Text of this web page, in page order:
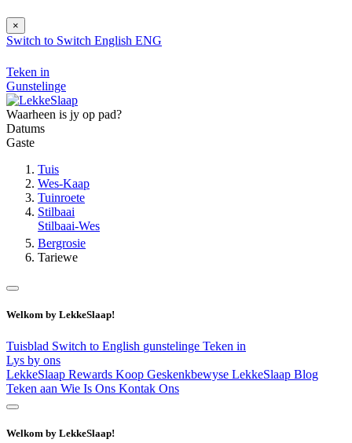
×
Switch to Switch English ENG
Teken in
Gunstelinge
Waarheen is jy op pad?
Datums
Gaste
Tuis
Wes-Kaap
Tuinroete
Stilbaai
Stilbaai-Wes
Bergrosie
Tariewe
Welkom by LekkeSlaap!
Tuisblad Switch to English gunstelinge Teken in
Lys by ons
LekkeSlaap Rewards Koop Geskenkbewyse LekkeSlaap Blog
Teken aan Wie Is Ons Kontak Ons
Welkom by LekkeSlaap!